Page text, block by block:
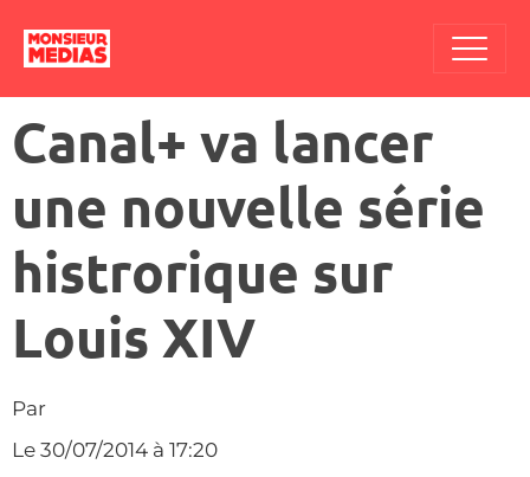
Canal+ va lancer
une nouvelle série
histrorique sur
Louis XIV
Par
Le 30/07/2014 à 17:20